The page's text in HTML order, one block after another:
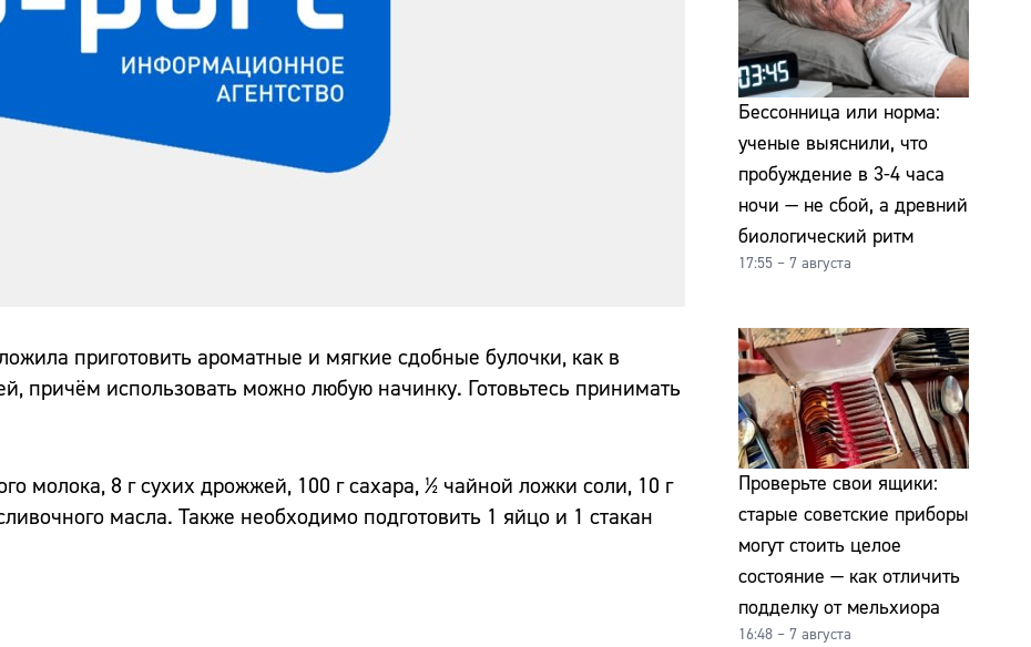
приготовить ароматные и мягкие сдобные булочки, как в
причём использовать можно любую начинку. Готовьтесь принимать
молока, 8 г сухих дрожжей, 100 г сахара, ½ чайной ложки соли, 10 г
масла. Также необходимо подготовить 1 яйцо и 1 стакан
Бессонница или норма:
ученые выяснили, что
пробуждение в 3-4 часа
ночи — не сбой, а древний
биологический ритм
17:55 – 7 августа
Проверьте свои ящики:
старые советские приборы
могут стоить целое
состояние — как отличить
подделку от мельхиора
16:48 – 7 августа